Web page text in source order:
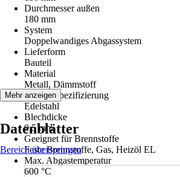
Durchmesser außen
180 mm
System
Doppelwandiges Abgassystem
Lieferform
Bauteil
Material
Metall, Dämmstoff
Materialspezifizierung
Edelstahl
Blechdicke
0,5 mm
Geeignet für Brennstoffe
Feste Brennstoffe, Gas, Heizöl EL
Max. Abgastemperatur
600 °C
Mehr anzeigen
Datenblätter
Bereich überspringen